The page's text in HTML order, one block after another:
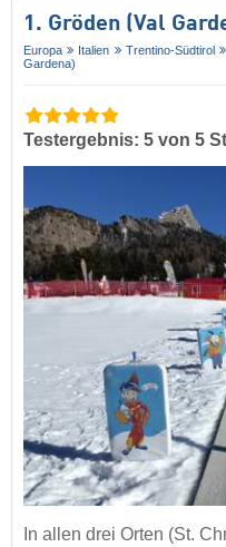
1. Gröden (Val
Europa Italien Trentino-Südtirol
Gardena)
Testergebnis: 5 von 5
In allen drei Orten (St.